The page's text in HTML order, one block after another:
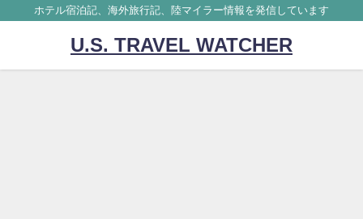
ホテル宿泊記、海外旅行記、陸マイラー情報を発信しています
U.S. TRAVEL WATCHER